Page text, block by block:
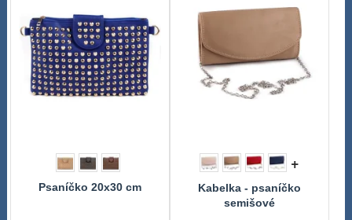
Psaníčko 20x30 cm
+
Kabelka - psaníčko
semišové